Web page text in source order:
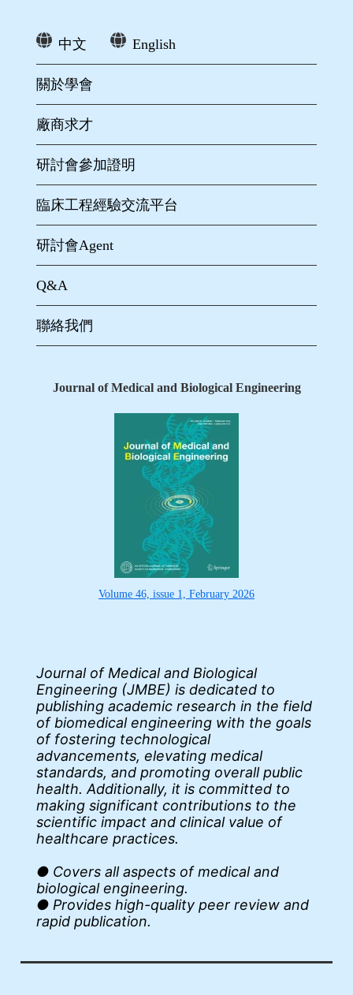
中文 English
關於學會
廠商求才
研討會參加證明
臨床工程經驗交流平台
研討會Agent
Q&A
聯絡我們
Journal of Medical and Biological Engineering
Volume 46, issue 1, February 2026
Journal of Medical and Biological
Engineering (JMBE) is dedicated to
publishing academic research in the field
of biomedical engineering with the goals
of fostering technological
advancements, elevating medical
standards, and promoting overall public
health. Additionally, it is committed to
making significant contributions to the
scientific impact and clinical value of
healthcare practices.
● Covers all aspects of medical and
biological engineering.
● Provides high-quality peer review and
rapid publication.